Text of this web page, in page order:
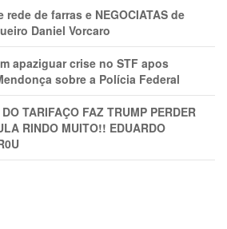
de farras e NEGOCIATAS de
Daniel Vorcaro
apaziguar crise no STF apos
sobre a Polícia Federal
TARIFAÇO FAZ TRUMP PERDER
RINDO MUITO!! EDUARDO